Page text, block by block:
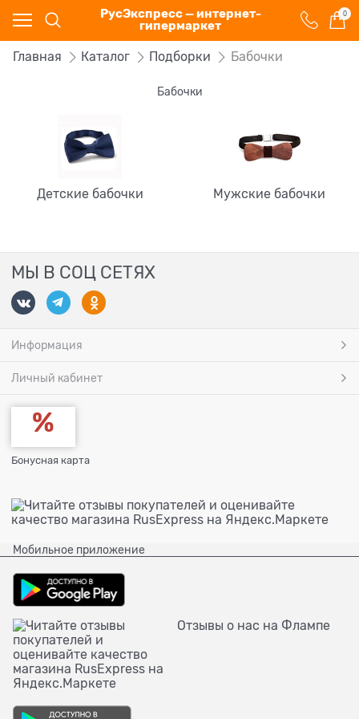
РусЭкспресс — интернет-
гипермаркет
0
Главная Каталог Подборки Бабочки
Бабочки
Детские бабочки Мужские бабочки
МЫ В СОЦ СЕТЯХ
Информация
Личный кабинет
Бонусная карта
Мобильное приложение
Отзывы о нас на Флампе